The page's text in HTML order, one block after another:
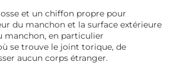
et un chiffon propre pour
du manchon et la surface extérieure
manchon, en particulier
se trouve le joint torique, de
aucun corps étranger.